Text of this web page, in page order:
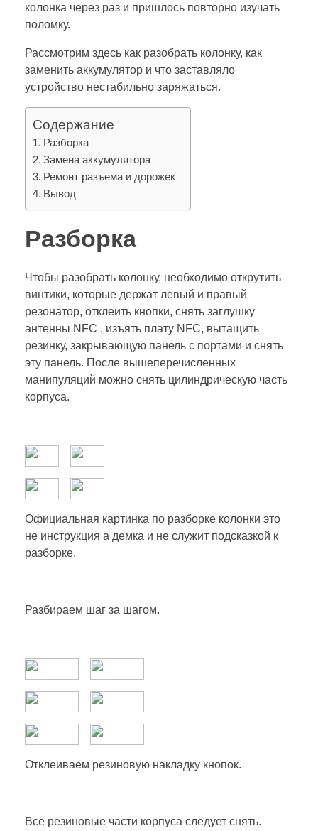
колонка через раз и пришлось повторно изучать
поломку.
Рассмотрим здесь как разобрать колонку, как
заменить аккумулятор и что заставляло
устройство нестабильно заряжаться.
Содержание
Разборка
Замена аккумулятора
Ремонт разъема и дорожек
Вывод
Разборка
Чтобы разобрать колонку, необходимо открутить
винтики, которые держат левый и правый
резонатор, отклеить кнопки, снять заглушку
антенны NFC , изъять плату NFC, вытащить
резинку, закрывающую панель с портами и снять
эту панель. После вышеперечисленных
манипуляций можно снять цилиндрическую часть
корпуса.
Официальная картинка по разборке колонки это
не инструкция а демка и не служит подсказкой к
разборке.
Разбираем шаг за шагом.
Отклеиваем резиновую накладку кнопок.
Все резиновые части корпуса следует снять.